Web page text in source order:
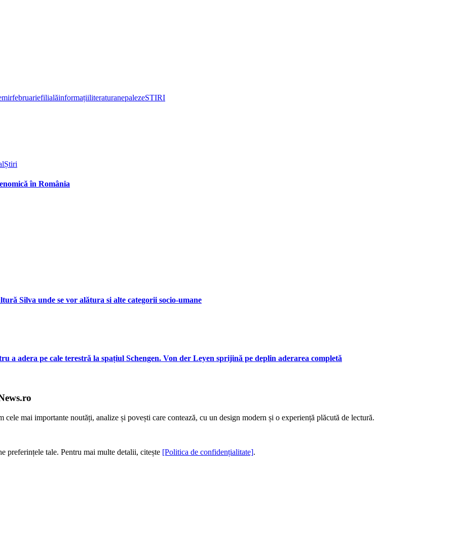
februariefilialăinformațiiliteraturanepalezeSTIRI
Știri
în România
Silva unde se vor alătura si alte categorii socio-umane
a adera pe cale terestră la spațiul Schengen. Von der Leyen sprijină pe deplin aderarea completă
mai importante noutăți, analize și povești care contează, cu un design modern și o experiență plăcută de lectură.
preferințele tale. Pentru mai multe detalii, citește [Politica de confidențialitate].